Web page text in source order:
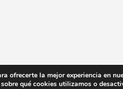
ofrecerte la mejor experiencia en
sobre qué cookies utilizamos o